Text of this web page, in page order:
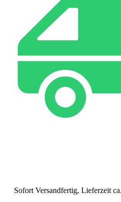
Sofort Versandfertig, Lieferzeit